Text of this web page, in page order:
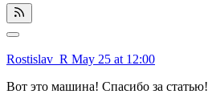
Rostislav_R May 25 at 12:00
Вот это машина! Спасибо за статью!